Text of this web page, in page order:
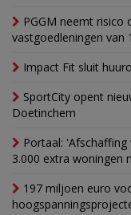
PGGM neemt risico
vastgoedleningen van
Impact Fit sluit
SportCity opent
Doetinchem
Portaal:
3.000 extra woningen
197 miljoen euro